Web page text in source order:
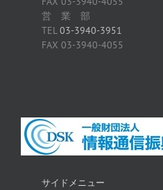
営 業 部
TEL03-3940-3951
FAX 03-3940-4055
サイドメニュー